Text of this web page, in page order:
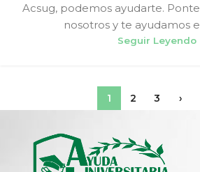
Acsug, podemos ayudarte.
nosotros y te ayudamos
Seguir Leyendo
1 2 3 ›